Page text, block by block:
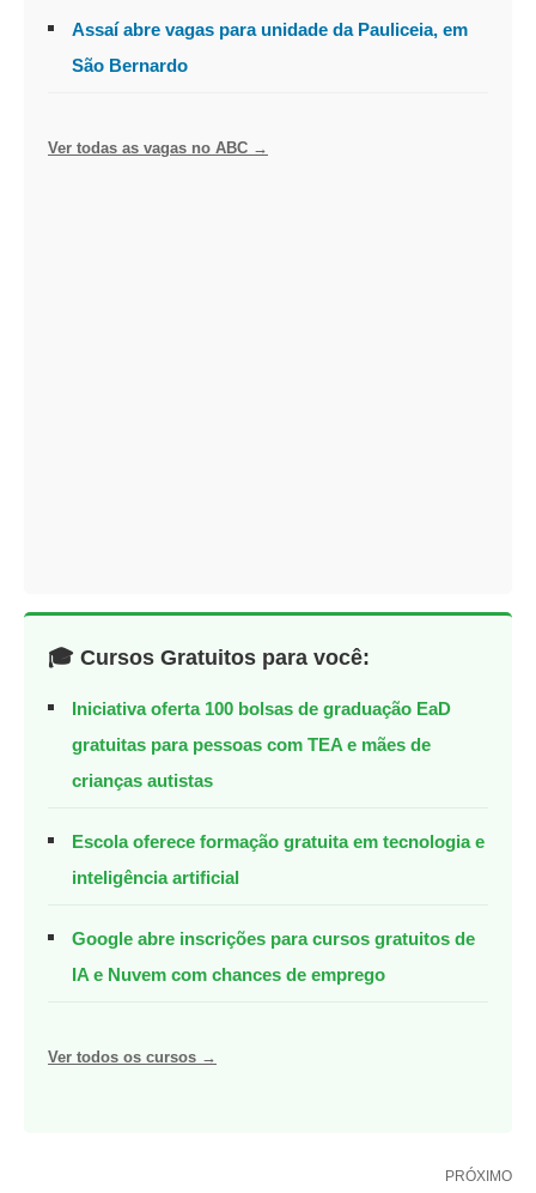
Assaí abre vagas para unidade da Pauliceia, em
São Bernardo
Ver todas as vagas no ABC →
🎓 Cursos Gratuitos para você:
Iniciativa oferta 100 bolsas de graduação EaD
gratuitas para pessoas com TEA e mães de
crianças autistas
Escola oferece formação gratuita em tecnologia e
inteligência artificial
Google abre inscrições para cursos gratuitos de
IA e Nuvem com chances de emprego
Ver todos os cursos →
PRÓXIMO